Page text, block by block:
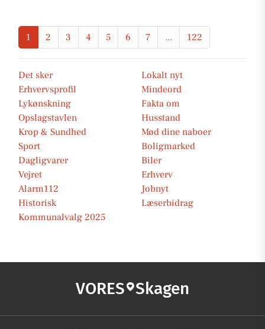
1 2 3 4 5 6 7 ... 122
Det sker
Lokalt nyt
Erhvervsprofil
Mindeord
Lykønskning
Fakta om
Opslagstavlen
Husstand
Krop & Sundhed
Mød dine naboer
Sport
Boligmarked
Dagligvarer
Biler
Vejret
Erhverv
Alarm112
Jobnyt
Historisk
Læserbidrag
Kommunalvalg 2025
VORES Skagen